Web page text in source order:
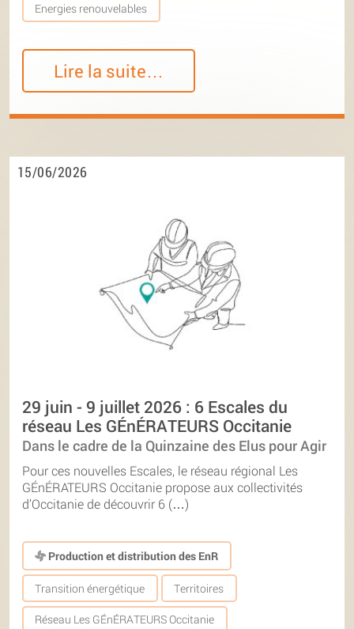
Energies renouvelables
Lire la suite…
15/06/2026
29 juin - 9 juillet 2026 : 6 Escales du
réseau Les GÉnÉRATEURS Occitanie
Dans le cadre de la Quinzaine des Elus pour Agir
Pour ces nouvelles Escales, le réseau régional Les
GÉnÉRATEURS Occitanie propose aux collectivités
d’Occitanie de découvrir 6 (…)
Production et distribution des EnR
Transition énergétique Territoires
Réseau Les GÉnÉRATEURS Occitanie